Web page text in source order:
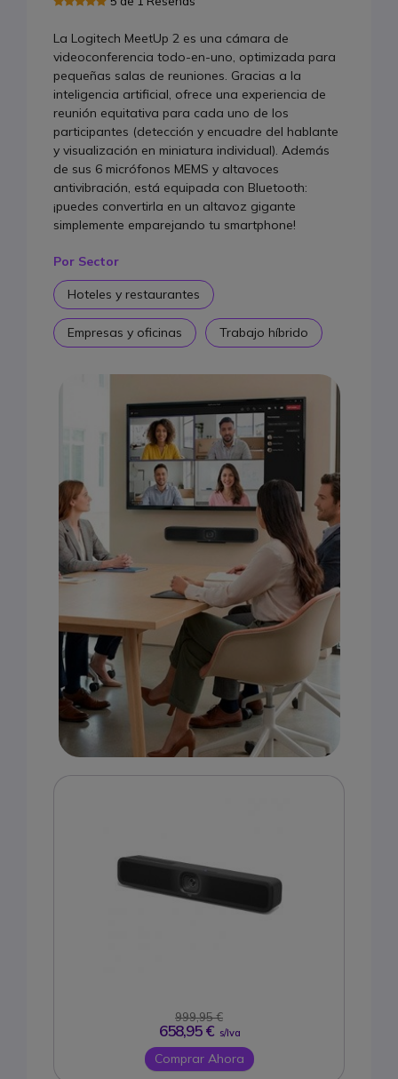
La mejor solución escalable
Mejor barra de doble cámara
Ideal para salas medianas
La mejor cámara Android autónoma
La mejor barra de vídeo con función para
compartir contenido
Tabla comparativa
FAQ
La Logitech MeetUp 2 es una cámara de
videoconferencia todo-en-uno, optimizada para
pequeñas salas de reuniones. Gracias a la
inteligencia artificial, ofrece una experiencia de
reunión equitativa para cada uno de los
participantes (detección y encuadre del hablante
y visualización en miniatura individual). Además
de sus 6 micrófonos MEMS y altavoces
antivibración, está equipada con Bluetooth:
¡puedes convertirla en un altavoz gigante
simplemente emparejando tu smartphone!
Por Sector
Hoteles y restaurantes
Empresas y oficinas Trabajo híbrido
999,95 €
658,95 € s/Iva
Comprar Ahora